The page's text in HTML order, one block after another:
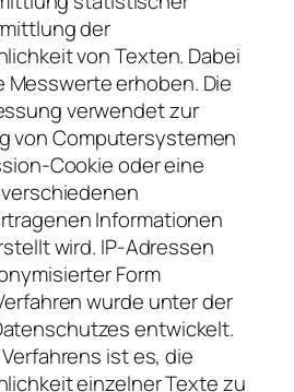
der
von Texten. Dabei
Messwerte erhoben. Die
verwendet zur
von Computersystemen
Cookie oder eine
Informationen
wird. IP-Adressen
Form
wurde unter der
entwickelt.
ist es, die
einzelner Texte zu